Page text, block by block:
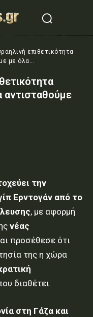
επιθετικότητα
με όλα...
αντισταθούμε
την
Ερντογάν από το
, με αφορμή
νέας
προσέθεσε ότι
της η χώρα
διαθέτει.
στη Γάζα και